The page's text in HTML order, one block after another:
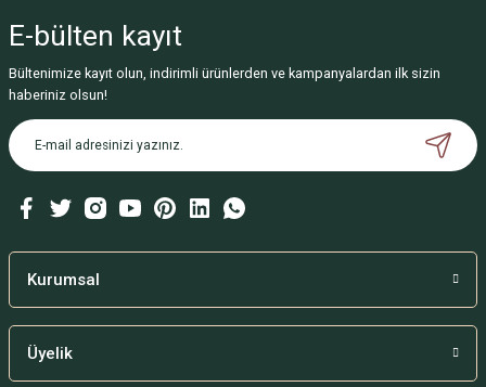
E-bülten kayıt
Bültenimize kayıt olun, indirimli ürünlerden ve kampanyalardan ilk sizin
haberiniz olsun!
Kurumsal
Üyelik